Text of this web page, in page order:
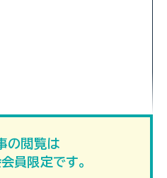
の閲覧は
員限定です。